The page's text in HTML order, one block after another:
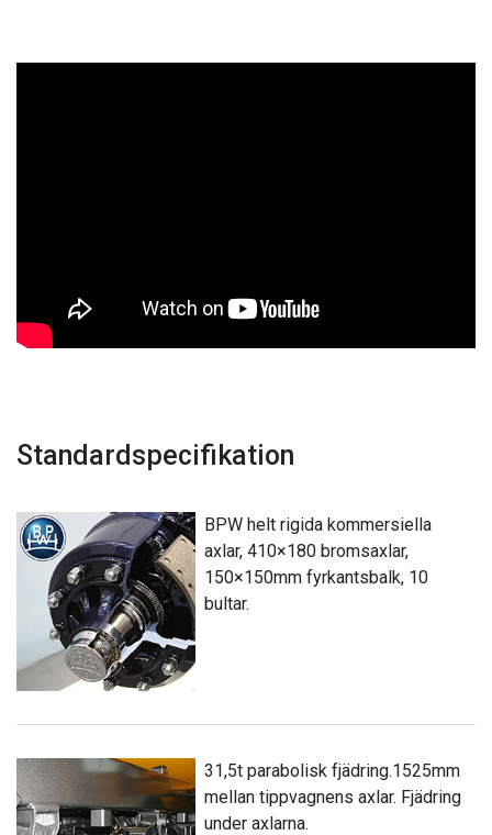
Standardspecifikation
BPW helt rigida kommersiella
axlar, 410×180 bromsaxlar,
150×150mm fyrkantsbalk, 10
bultar.
31,5t parabolisk fjädring.1525mm
mellan tippvagnens axlar. Fjädring
under axlarna.